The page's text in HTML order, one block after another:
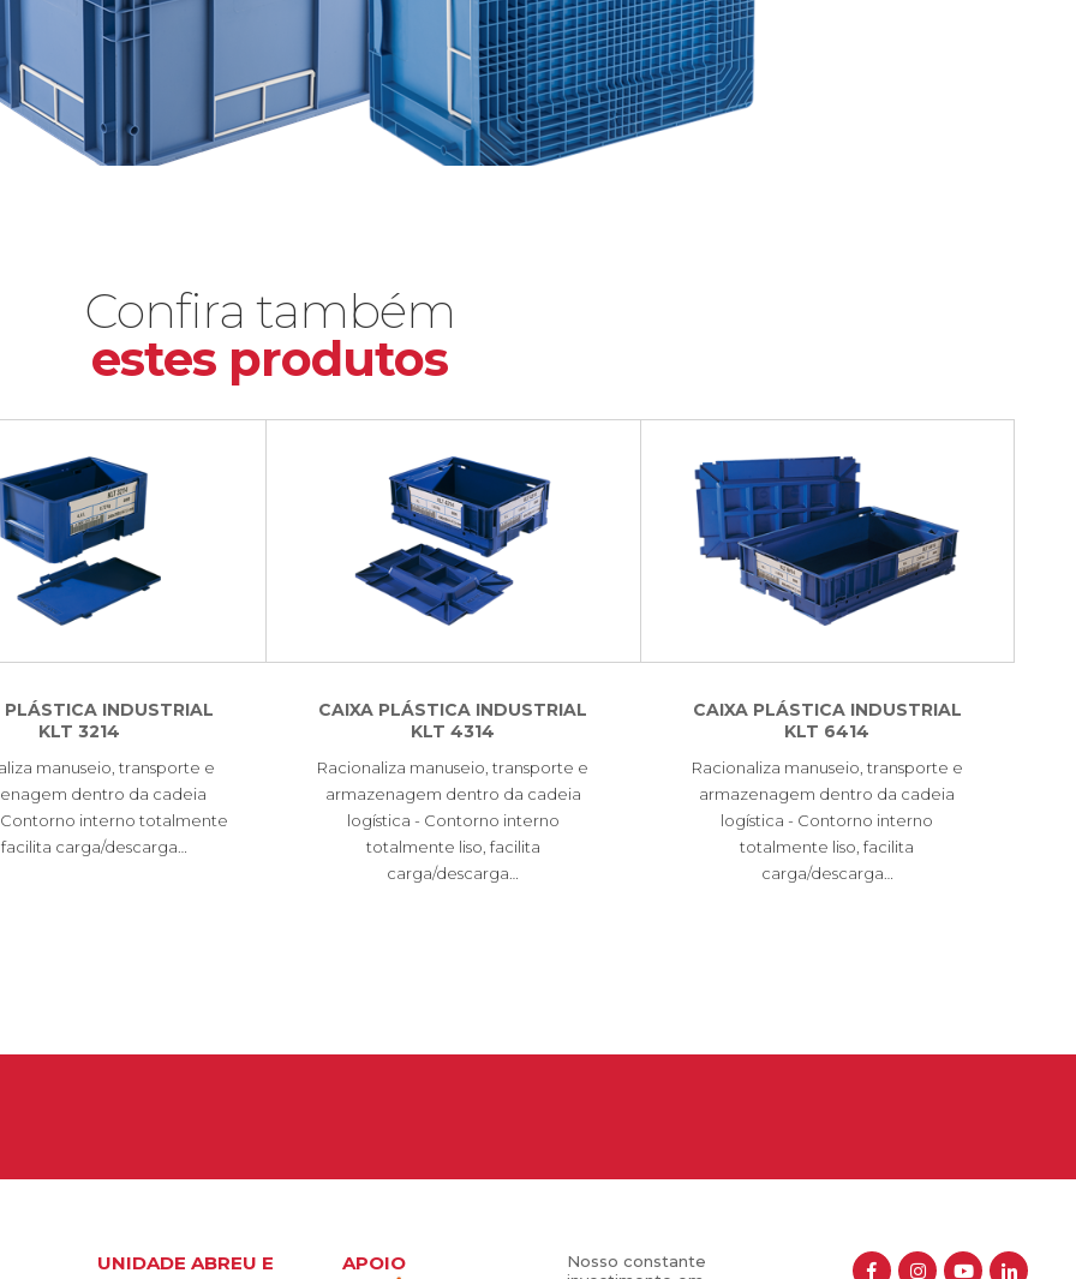
Confira também
estes produtos
PLÁSTICA INDUSTRIAL
KLT 3214
manuseio, transporte e
dentro da cadeia
interno totalmente
facilita carga/descarga…
CAIXA PLÁSTICA INDUSTRIAL
KLT 4314
Racionaliza manuseio, transporte e
armazenagem dentro da cadeia
logística - Contorno interno
totalmente liso, facilita
carga/descarga…
CAIXA PLÁSTICA INDUSTRIAL
KLT 6414
Racionaliza manuseio, transporte e
armazenagem dentro da cadeia
logística - Contorno interno
totalmente liso, facilita
carga/descarga…
UNIDADE ABREU E
APOIO
Nosso constante